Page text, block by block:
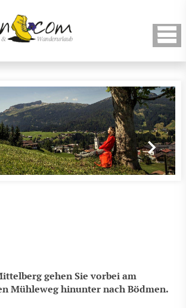
gehen Sie vorbei am
Mühleweg hinunter nach Bödmen.